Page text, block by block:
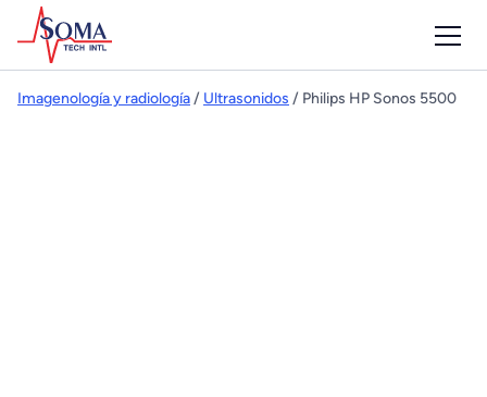
Imagenología y radiología/ Ultrasonidos / Philips HP Sonos 5500